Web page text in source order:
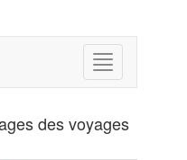
des voyages